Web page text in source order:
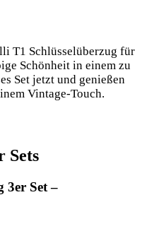
T1 Schlüsselüberzug‌ für⁢
Schönheit‍ in einem zu
⁤Set jetzt und genießen
Vintage-Touch.
Sets
3er Set –